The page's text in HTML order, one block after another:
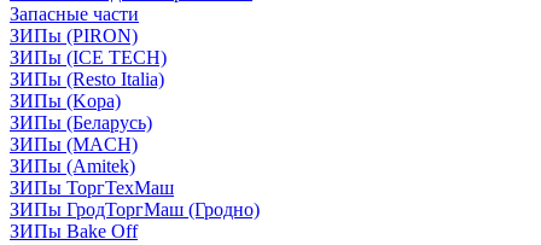
Запасные части
ЗИПы (PIRON)
ЗИПы (ICE TECH)
ЗИПы (Resto Italia)
ЗИПы (Kopa)
ЗИПы (Беларусь)
ЗИПы (MACH)
ЗИПы (Amitek)
ЗИПы ТоргТехМаш
ЗИПы ГродТоргМаш (Гродно)
ЗИПы Bake Off